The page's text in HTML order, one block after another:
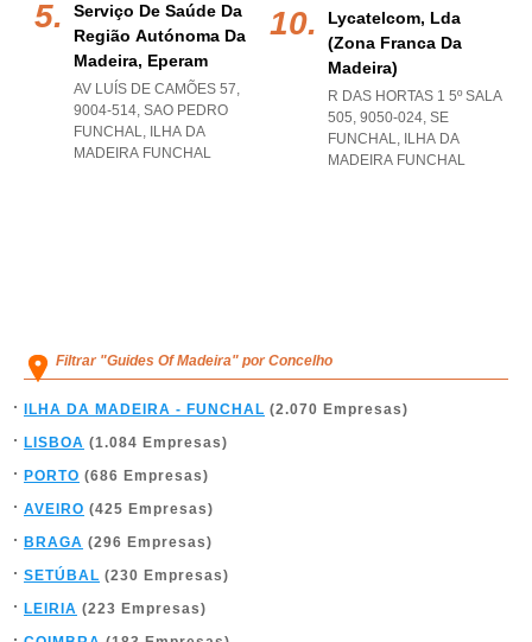
Serviço De Saúde Da
Região Autónoma Da
Madeira, Eperam
AV LUÍS DE CAMÕES 57,
9004-514, SAO PEDRO
FUNCHAL, ILHA DA
MADEIRA FUNCHAL
Lycatelcom, Lda
(zona Franca Da
Madeira)
R DAS HORTAS 1 5º SALA
505, 9050-024, SE
FUNCHAL, ILHA DA
MADEIRA FUNCHAL
Filtrar "Guides Of Madeira" por Concelho
ILHA DA MADEIRA - FUNCHAL (2.070 Empresas)
LISBOA (1.084 Empresas)
PORTO (686 Empresas)
AVEIRO (425 Empresas)
BRAGA (296 Empresas)
SETÚBAL (230 Empresas)
LEIRIA (223 Empresas)